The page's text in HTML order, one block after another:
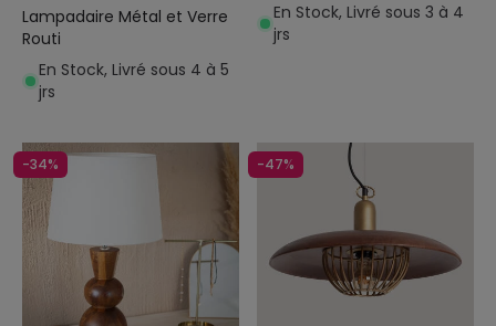
Lampadaire Métal et Verre
Routi
En Stock, Livré sous 4 à 5
jrs
En Stock, Livré sous 3 à 4
jrs
-34% -47%